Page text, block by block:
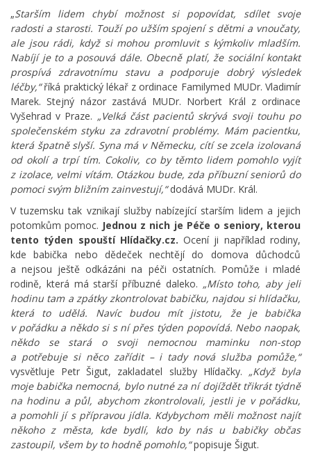
„Starším lidem chybí možnost si popovídat, sdílet svoje
radosti a starosti. Touží po užším spojení s dětmi a vnoučaty,
ale jsou rádi, když si mohou promluvit s kýmkoliv mladším.
Nabíjí je to a posouvá dále. Obecně platí, že sociální kontakt
prospívá zdravotnímu stavu a podporuje dobrý výsledek
léčby,“říká praktický lékař z ordinace Familymed MUDr. Vladimír
Marek. Stejný názor zastává MUDr. Norbert Král z ordinace
Vyšehrad v Praze. „Velká část pacientů skrývá svoji touhu po
společenském styku za zdravotní problémy. Mám pacientku,
která špatně slyší. Syna má v Německu, cítí se zcela izolovaná
od okolí a trpí tím. Cokoliv, co by těmto lidem pomohlo vyjít
z izolace, velmi vítám. Otázkou bude, zda příbuzní seniorů do
pomoci svým bližním zainvestují,“dodává MUDr. Král.
V tuzemsku tak vznikají služby nabízející starším lidem a jejich
potomkům pomoc. Jednou z nich je Péče o seniory, kterou
tento týden spouští Hlídačky.cz. Ocení ji například rodiny,
kde babička nebo dědeček nechtějí do domova důchodců
a nejsou ještě odkázáni na péči ostatních. Pomůže i mladé
rodině, která má starší příbuzné daleko. „Místo toho, aby jeli
hodinu tam a zpátky zkontrolovat babičku, najdou si hlídačku,
která to udělá. Navíc budou mít jistotu, že je babička
v pořádku a někdo si s ní přes týden popovídá. Nebo naopak,
někdo se stará o svoji nemocnou maminku non-stop
a potřebuje si něco zařídit – i tady nová služba pomůže,“
vysvětluje Petr Šigut, zakladatel služby Hlídačky. „Když byla
moje babička nemocná, bylo nutné za ní dojíždět třikrát týdně
na hodinu a půl, abychom zkontrolovali, jestli je v pořádku,
a pomohli jí s přípravou jídla. Kdybychom měli možnost najít
někoho z města, kde bydlí, kdo by nás u babičky občas
zastoupil, všem by to hodně pomohlo,“popisuje Šigut.